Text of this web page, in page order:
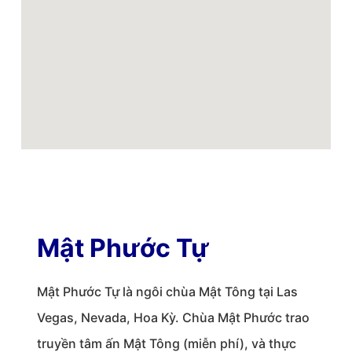
Mật Phước Tự
Mật Phước Tự là ngôi chùa Mật Tông tại Las
Vegas, Nevada, Hoa Kỳ. Chùa Mật Phước trao
truyền tâm ấn Mật Tông (miễn phí), và thực